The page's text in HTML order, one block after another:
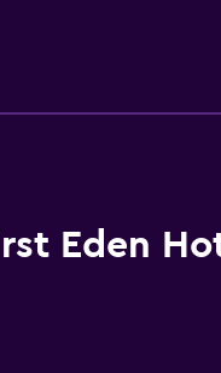
Ventana
Piso de
Eden